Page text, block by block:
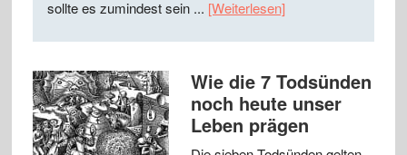
sollte es zumindest sein ... [Weiterlesen]
Wie die 7 Todsünden
noch heute unser
Leben prägen